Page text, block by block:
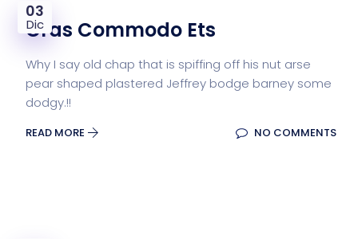
03
Dic
Cras Commodo Ets
Why I say old chap that is spiffing off his nut arse
pear shaped plastered Jeffrey bodge barney some
dodgy.!!
READ MORE NO COMMENTS